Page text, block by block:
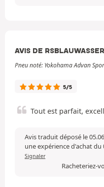
AVIS DE RSBLAUWASSER
Pneu noté: Yokohama Advan
5/5
Tout est parfait,
Avis traduit déposé le
une expérience d'achat du
Signaler
Racheteriez-